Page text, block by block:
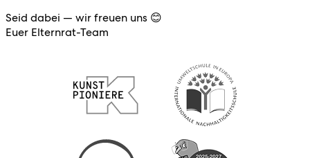
Seid dabei — wir freuen uns 😊
Euer Elternrat-Team